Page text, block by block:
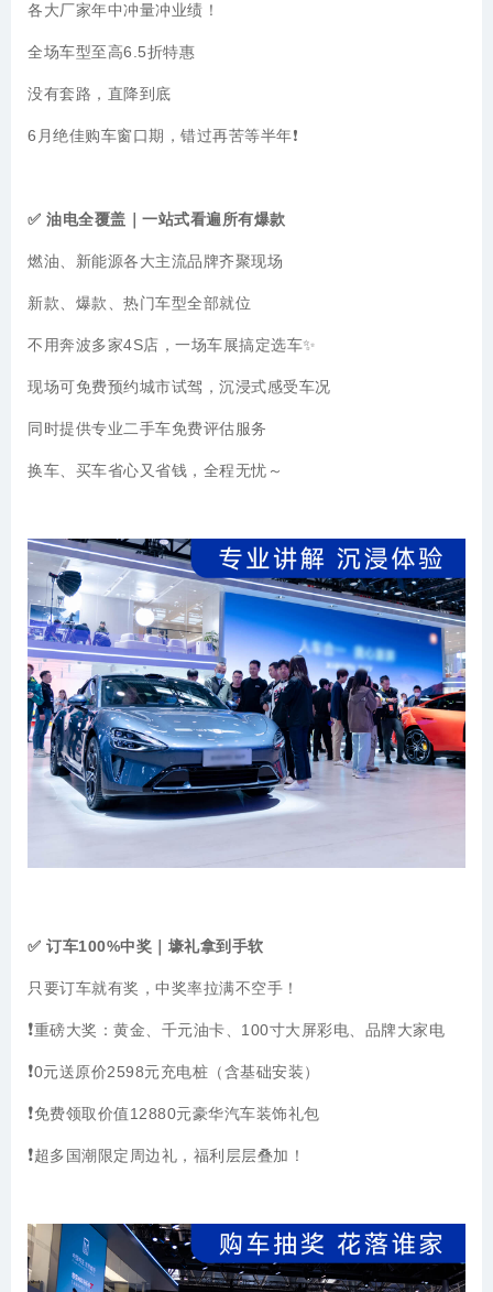
各大厂家年中冲量冲业绩！
全场车型至高6.5折特惠
没有套路，直降到底
6月绝佳购车窗口期，错过再苦等半年❗️
✅ 油电全覆盖｜一站式看遍所有爆款
燃油、新能源各大主流品牌齐聚现场
新款、爆款、热门车型全部就位
不用奔波多家4S店，一场车展搞定选车✨
现场可免费预约城市试驾，沉浸式感受车况
同时提供专业二手车免费评估服务
换车、买车省心又省钱，全程无忧～
✅ 订车100%中奖｜壕礼拿到手软
只要订车就有奖，中奖率拉满不空手！
❗重磅大奖：黄金、千元油卡、100寸大屏彩电、品牌大家电
❗0元送原价2598元充电桩（含基础安装）
❗免费领取价值12880元豪华汽车装饰礼包
❗超多国潮限定周边礼，福利层层叠加！